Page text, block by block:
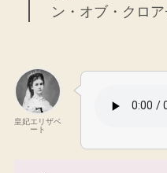
ン・オブ・クロ
皇妃エリザベ
ート